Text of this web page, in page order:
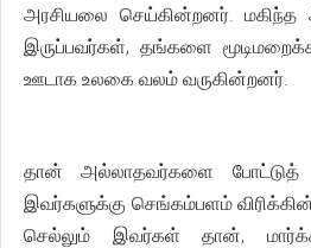
அரசியலை செய்கின்றனர். மகிந்த
இருப்பவர்கள், தங்களை
ஊடாக உலகை வலம் வருகின்றனர்.
தான் அல்லாதவர்களை போட்டுத்
இவர்களுக்கு செங்கம்பளம்
செல்லும் இவர்கள் தான்,